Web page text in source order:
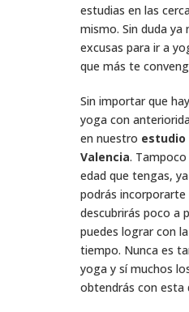
estudias en las
mismo. Sin duda ya
excusas para ir a
que más te
Sin importar que
yoga con
en nuestro estudio
Valencia.
edad que tengas,
podrás incorporarte
descubrirás poco a
puedes lograr con
tiempo. Nunca es
yoga y sí muchos
obtendrás con esta